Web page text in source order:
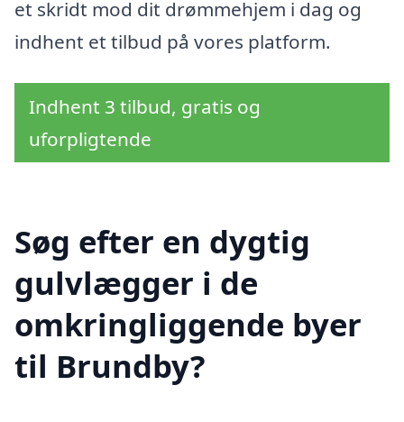
et skridt mod dit drømmehjem i dag og
indhent et tilbud på vores platform.
Indhent 3 tilbud, gratis og
uforpligtende
Søg efter en dygtig
gulvlægger i de
omkringliggende byer
til Brundby?